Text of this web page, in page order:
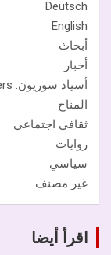
Deutsch
English
أبحاث
أخبار
أسياد سوريون. Syrian Masters
المناخ
ثقافي اجتماعي
روايات
سياسي
غير مصنف
اقرأ أيضا